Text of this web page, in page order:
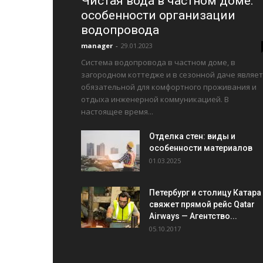
особенности организации
водопровода
manager - 29.01.2023
Система водопровода в частном доме, в
загородном коттедже и в сезонной даче
обязательной для комфортного проживания и
отдыха инженерной коммуникацией. В
настоящее время...
Отделка стен: виды и
особенности материалов
01.03.2025
Петербург и столицу Катара
свяжет прямой рейс Qatar
Airways — Агентство...
05.10.2017